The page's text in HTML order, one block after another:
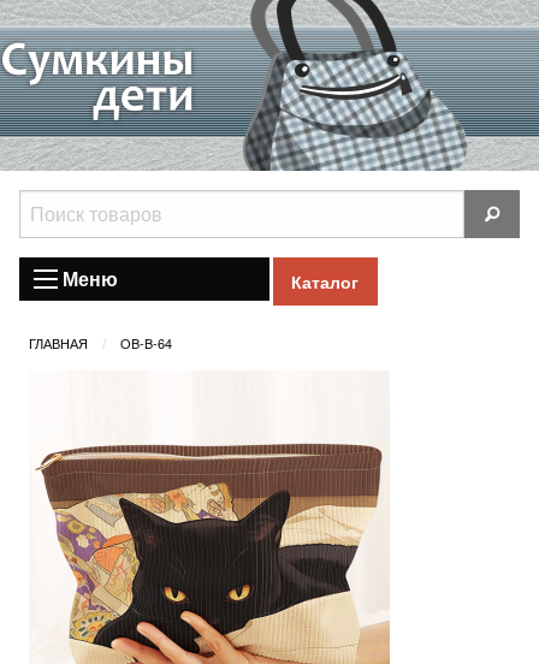
Меню Каталог
ГЛАВНАЯ OB-B-64